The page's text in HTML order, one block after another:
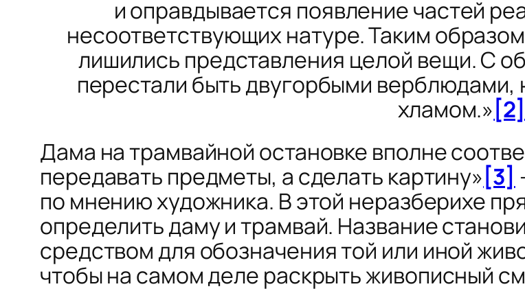
и оправдывается появление частей
несоответствующих натуре. Таким
лишились представления целой вещи. С
перестали быть двугорбыми
хламом.» [2]
Дама на трамвайной остановке вполне
передавать предметы, а сделать картину» [3]
по мнению художника. В этой неразберихе
определить даму и трамвай. Название
средством для обозначения той или иной
чтобы на самом деле раскрыть живописный